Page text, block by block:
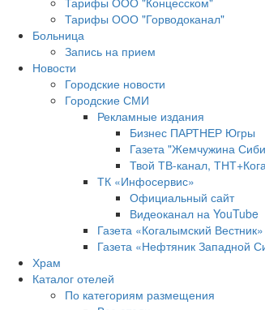
Тарифы ООО "Горводоканал"
Больница
Запись на прием
Новости
Городские новости
Городские СМИ
Рекламные издания
Бизнес ПАРТНЕР Югры
Газета "Жемчужина
Твой ТВ-канал,
ТК «Инфосервис»
Официальный сайт
Видеоканал на YouTube
Газета «Когалымский Вестник»
Газета «Нефтяник Западной
Храм
Каталог отелей
По категориям размещения